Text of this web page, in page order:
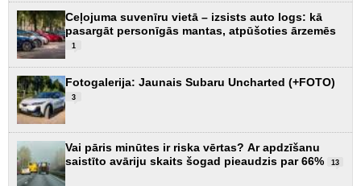
Ceļojuma suvenīru vietā – izsists auto logs: kā
pasargāt personīgās mantas, atpūšoties ārzemēs
1
Fotogalerija: Jaunais Subaru Uncharted (+FOTO)
3
Vai pāris minūtes ir riska vērtas? Ar apdzīšanu
saistīto avāriju skaits šogad pieaudzis par 66%
13